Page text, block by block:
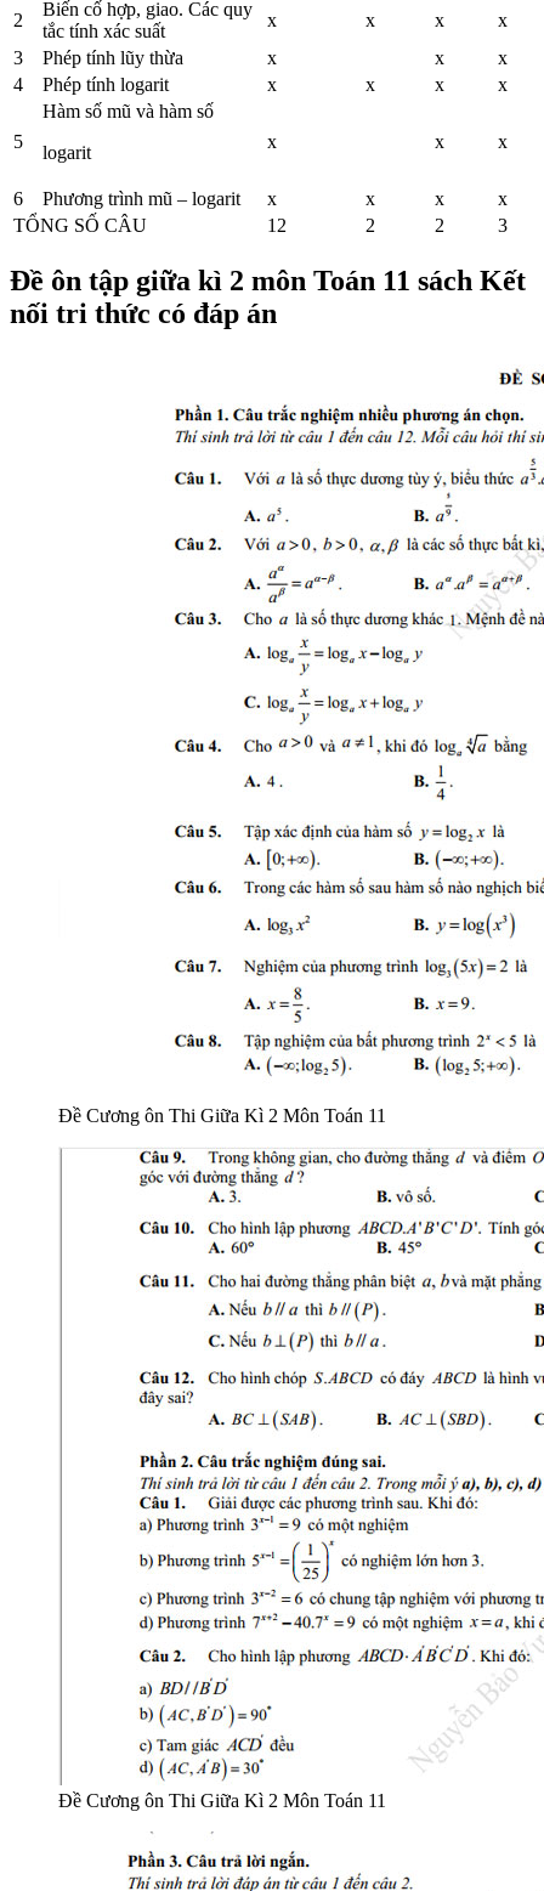
2
Biến cố hợp, giao. Các quy
tắc tính xác suất
x x x
x
3
Phép tính lũy thừa x x
x
4
Phép tính logarit x x x x
5
Hàm số mũ và hàm số
logarit
x x x
6 Phương trình mũ – logarit x x x
x
TỔNG SỐ CÂU
12 2 2 3
Đề ôn tập giữa kì 2 môn Toán 11 sách Kết
nối tri thức có đáp án
Đề Cương ôn Thi Giữa Kì 2 Môn Toán 11
Đề Cương ôn Thi Giữa Kì 2 Môn Toán 11